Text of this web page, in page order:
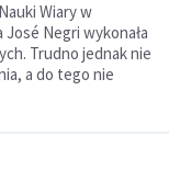
Wiary w
Negri wykonała
Trudno jednak nie
a do tego nie